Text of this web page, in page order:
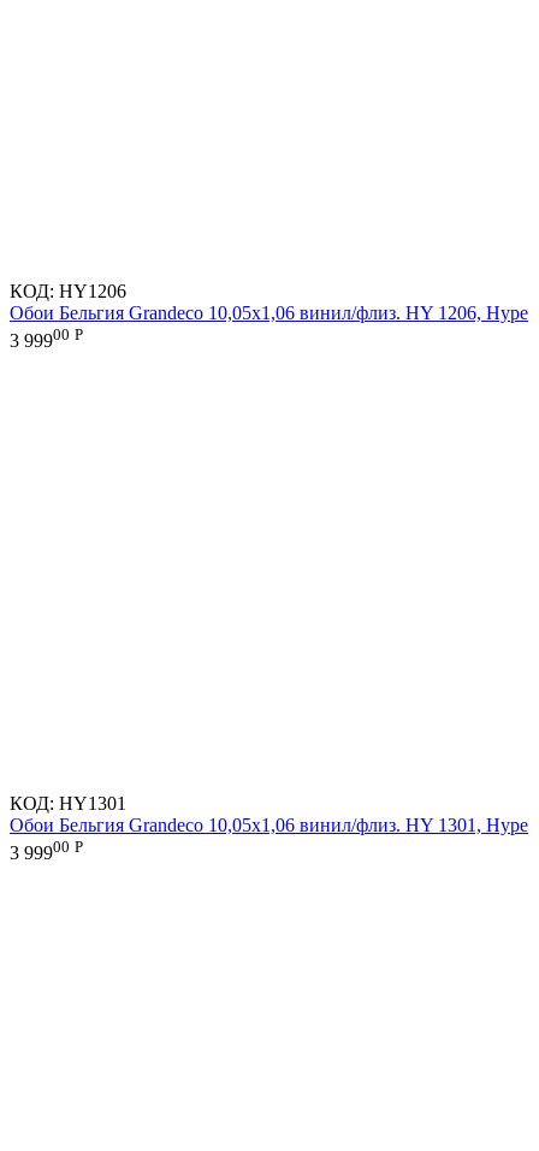
КОД: HY1206
Обои Бельгия Grandeco 10,05х1,06 винил/флиз. HY 1206, Hype
3 99900 Р
КОД: HY1301
Обои Бельгия Grandeco 10,05х1,06 винил/флиз. HY 1301, Hype
3 99900 Р